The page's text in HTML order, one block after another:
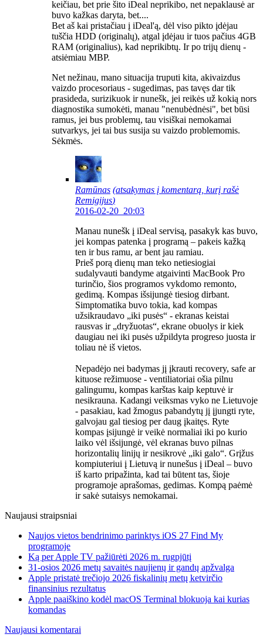
keičiau, bet prie šito iDeal neprikibo, net nepaklausė ar
buvo kažkas daryta, bet....
Bet aš kai pristačiau į iDeal'ą, dėl viso pikto įdėjau
tuščia HDD (originalų), atgal įdėjau ir tuos pačius 4GB
RAM (originalius), kad neprikibtų. Ir po trijų dienų -
atsiėmiau MBP.
Net nežinau, mano situacija truputi kita, akivaizdus
vaizdo procesoriaus - sugedimas, pas tavęs dar tik
prasideda, surizikuok ir nunešk, jei reikės už kokią nors
diagnostika sumokėti, manau "nenubėdnėsi", bet būsi
ramus, jei bus problemų, tau visiškai nemokamai
sutvarkys, jei tai bus susija su vaizdo problemomis.
Sėkmės.
Ramūnas (atsakymas į komentarą, kurį rašė
Remigijus)
2016-02-20 20:03
Manau nunešk į iDeal servisą, pasakyk kas buvo,
jei kompas patenka į programą – pakeis kažką
ten ir bus ramu, ar bent jau ramiau.
Prieš porą dienų man teko netiesiogiai
sudalyvauti bandyme atgaivinti MacBook Pro
turinčio, šios programos vykdomo remonto,
gedimą. Kompas išsijungė tiesiog dirbant.
Simptomatika buvo tokia, kad kompas
užsikraudavo „iki pusės“ - ekranas keistai
rausvas ir „dryžuotas“, ekrane obuolys ir kiek
daugiau nei iki pusės užpildyta progreso juosta ir
toliau nė iš vietos.
Nepadėjo nei badymas jį įkrauti recovery, safe ar
kituose režimuose - ventiliatoriai ošia pilnu
galingumu, kompas karštas kaip keptuvė ir
nesikrauna. Kadangi veiksmas vyko ne Lietuvoje
- pasakiau, kad žmogus pabandytų jį įjungti ryte,
galvojau gal tiesiog per daug įkaitęs. Ryte
kompas įsijungė ir veikė normaliai iki po kurio
laiko vėl išsijungė, vėl ekranas buvo pilnas
horizontalių linijų ir nesikrovė „iki galo“. Grįžus
kompiuteriui į Lietuvą ir nunešus į iDeal – buvo
iš karto pripažinta, kad tai būtent tas, šioje
programoje aprašomas, gedimas. Kompą paėmė
ir sakė sutaisys nemokamai.
Naujausi straipsniai
Naujos vietos bendrinimo parinktys iOS 27 Find My
programoje
Ką per Apple TV pažiūrėti 2026 m. rugpjūtį
31-osios 2026 metų savaitės naujienų ir gandų apžvalga
Apple pristatė trečiojo 2026 fiskalinių metų ketvirčio
finansinius rezultatus
Apple paaiškino kodėl macOS Terminal blokuoja kai kurias
komandas
Naujausi komentarai